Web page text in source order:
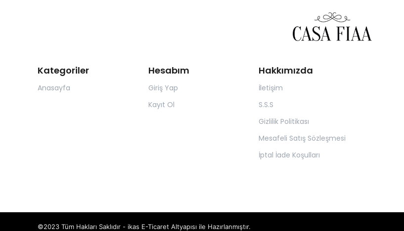
Kategoriler
Anasayfa
Hesabım
Giriş Yap
Kayıt Ol
Hakkımızda
İletişim
S.S.S
Gizlilik Politikası
Mesafeli Satış Sözleşmesi
İptal İade Koşulları
©2023 Tüm Hakları Saklıdır - ikas E-Ticaret Altyapısı ile Hazırlanmıştır.